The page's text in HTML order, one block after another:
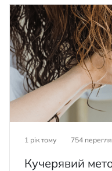
1 рік тому 754
Кучерявий